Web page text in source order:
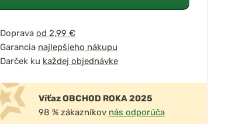
Doprava od 2,99 €
Garancia najlepšieho nákupu
Darček ku každej objednávke
Víťaz OBCHOD ROKA 2025
98 % zákazníkov nás odporúča